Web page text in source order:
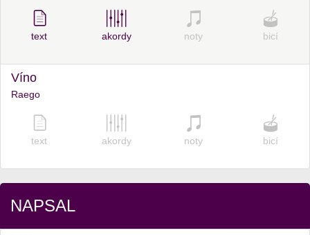
text akordy noty bicí
Víno
Raego
text akordy noty bicí
NAPSAL